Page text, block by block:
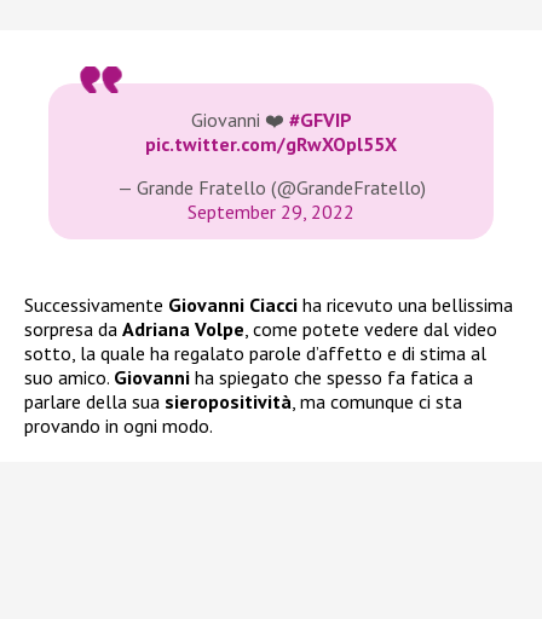
Giovanni ❤️ #GFVIP
pic.twitter.com/gRwXOpl55X
— Grande Fratello (@GrandeFratello)
September 29, 2022
Successivamente Giovanni Ciacci ha ricevuto una bellissima
sorpresa da Adriana Volpe, come potete vedere dal video
sotto, la quale ha regalato parole d’affetto e di stima al
suo amico. Giovanni ha spiegato che spesso fa fatica a
parlare della sua sieropositività, ma comunque ci sta
provando in ogni modo.